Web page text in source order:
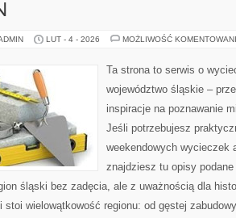
LUT - 4 - 2026 MOŻLIWOŚĆ
Ta strona to serwis o
województwo śląskie –
inspiracje na poznawanie
Jeśli potrzebujesz
weekendowych wycieczek
znajdziesz tu opisy
śląski bez zadęcia, ale z uważnością dla
stoi wielowątkowość regionu: od gęstej